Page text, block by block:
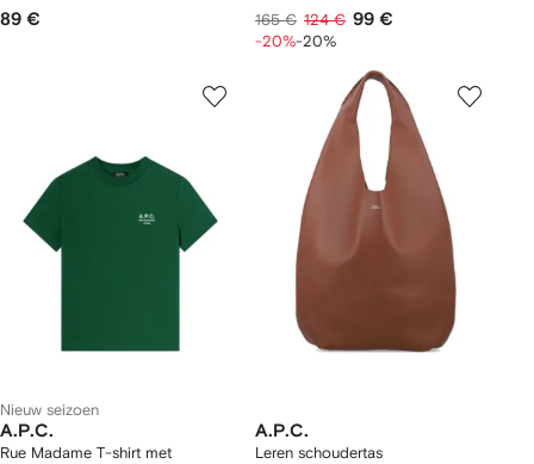
89 € 165 € 124 € 99 €
-20%-20%
Nieuw seizoen
A.P.C.
Rue Madame T-shirt met
A.P.C.
Leren schoudertas